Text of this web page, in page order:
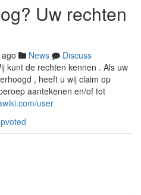
Uw rechten
News
Discuss
kunt de rechten kennen . Als uw
, heeft u wij claim op
aantekenen en/of tot
user